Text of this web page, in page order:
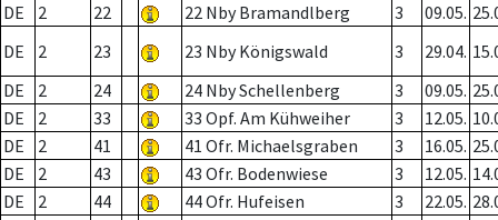
DE
2 22 22 Nby Bramandlberg 3 09.05.
DE
2 23 23 Nby Königswald 3 29.04.
DE
2 24 24 Nby Schellenberg 3 09.05.
DE
2 33 33 Opf. Am Kühweiher 3 12.05.
DE
2 41 41 Ofr. Michaelsgraben 3 16.05.
DE
2 43 43 Ofr. Bodenwiese 3 12.05.
DE
2 44 44 Ofr. Hufeisen 3 22.05.